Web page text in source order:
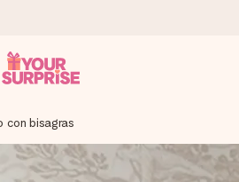
perfecto, cuando más importa.
con bisagras